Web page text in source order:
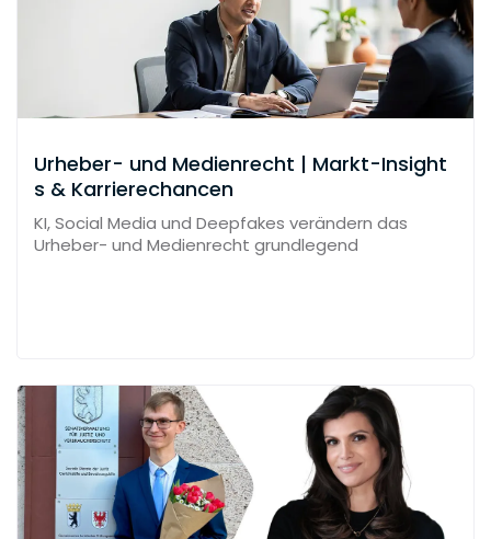
Urheber- und Medienrecht | Markt-Insight
s & Karrierechancen
KI, Social Media und Deepfakes verändern das
Urheber- und Medienrecht grundlegend